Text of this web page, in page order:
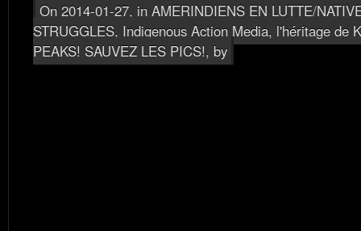
On 2014-01-27, in AMERINDIENS EN LUTTE/
STRUGGLES, Indigenous Action Media, l'héritage de
PEAKS! SAUVEZ LES PICS!, by